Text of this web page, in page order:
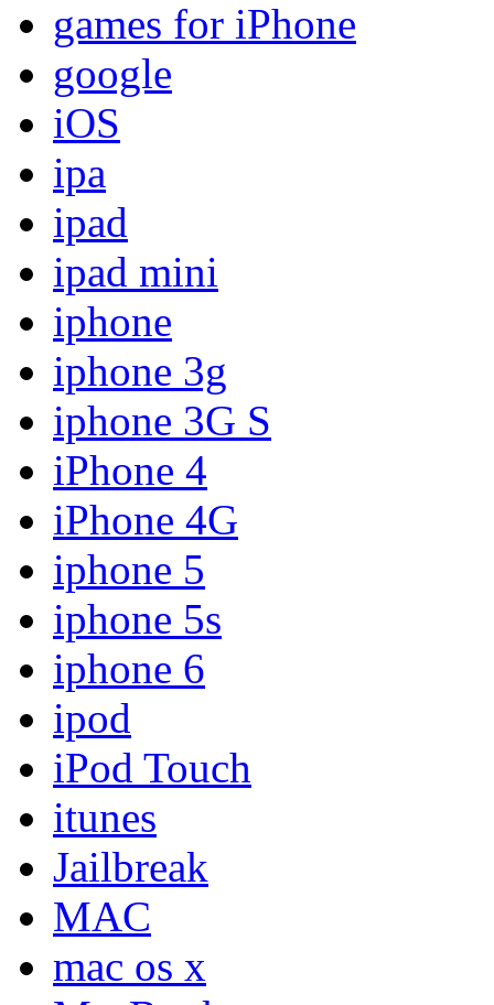
games for iPhone
google
iOS
ipa
ipad
ipad mini
iphone
iphone 3g
iphone 3G S
iPhone 4
iPhone 4G
iphone 5
iphone 5s
iphone 6
ipod
iPod Touch
itunes
Jailbreak
MAC
mac os x